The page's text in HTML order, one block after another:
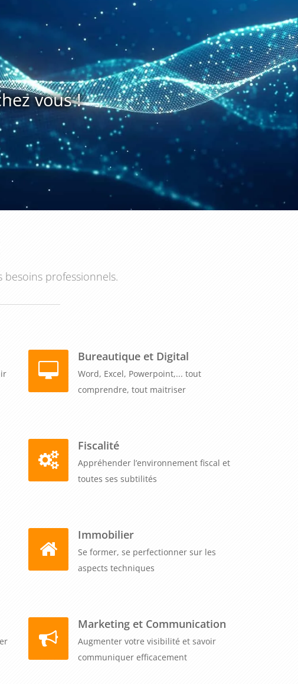
vous !
professionnels.
Bureautique et Digital
Word, Excel, Powerpoint,... tout
comprendre, tout maitriser
Fiscalité
Appréhender l’environnement fiscal et
toutes ses subtilités
Immobilier
Se former, se perfectionner sur les
aspects techniques
Marketing et Communication
Augmenter votre visibilité et savoir
communiquer efficacement